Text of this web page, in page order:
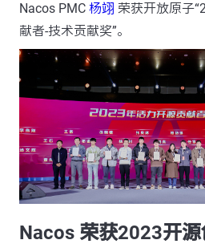
Nacos PMC 杨翊 荣获开放原子
献者-技术贡献奖”。
Nacos 荣获2023开